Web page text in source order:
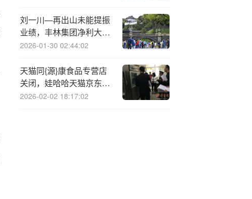
刘一川—再出山未能提振
业绩，丰林集团净利大跌
763.61%
2026-01-30 02:44:02
天猫同{源}康食品专营店
关闭，娃哈哈天猫京东旗
舰店均由宗馥莉旗下公司
2026-02-02 18:17:02